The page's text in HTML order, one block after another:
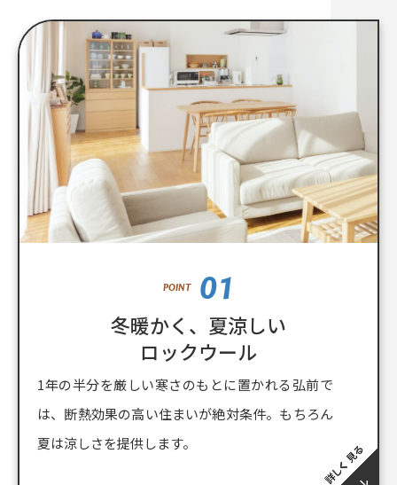
POINT 01
冬暖かく、夏涼しい
ロックウール
1年の半分を厳しい寒さのもとに置かれる弘前で
は、断熱効果の高い住まいが絶対条件。もちろん
夏は涼しさを提供します。